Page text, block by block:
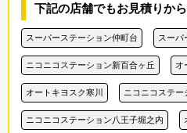
下記の店舗でもお見積りか
スーパーステーション仲町台 スーパ
ニコニコステーション新百合ヶ丘 オ
オートキヨスク寒川 ニコニコステ
ニコニコステーション八王子堀之内